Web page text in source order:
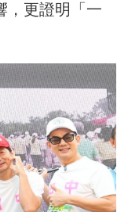
，更證明「一